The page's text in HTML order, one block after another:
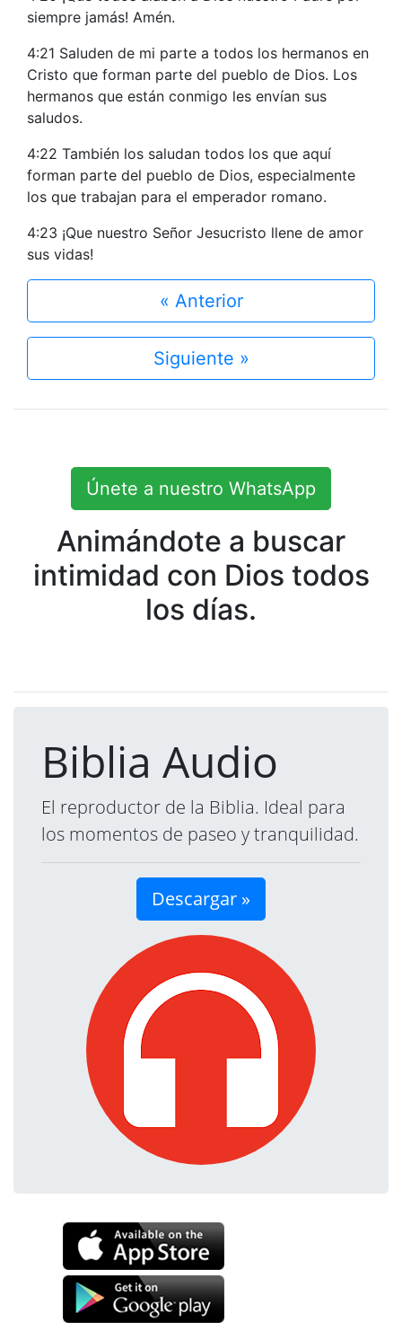
siempre jamás! Amén.
4:21 Saluden de mi parte a todos los hermanos en
Cristo que forman parte del pueblo de Dios. Los
hermanos que están conmigo les envían sus
saludos.
4:22 También los saludan todos los que aquí
forman parte del pueblo de Dios, especialmente
los que trabajan para el emperador romano.
4:23 ¡Que nuestro Señor Jesucristo llene de amor
sus vidas!
« Anterior
Siguiente »
Únete a nuestro WhatsApp
Animándote a buscar
intimidad con Dios todos
los días.
Biblia Audio
El reproductor de la Biblia. Ideal para
los momentos de paseo y tranquilidad.
Descargar »